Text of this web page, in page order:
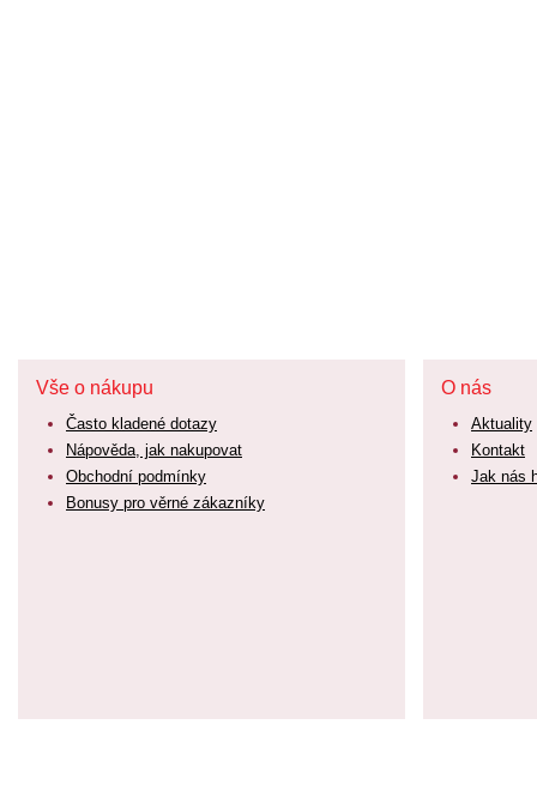
Vše o nákupu
Často kladené dotazy
Nápověda, jak nakupovat
Obchodní podmínky
Bonusy pro věrné zákazníky
O nás
Aktuality
Kontakt
Jak nás